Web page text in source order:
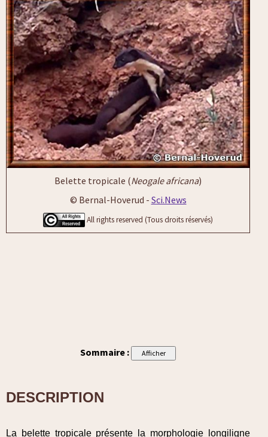
Belette tropicale (Neogale africana)
© Bernal-Hoverud - Sci.News
All rights reserved (Tous droits réservés)
Sommaire :
DESCRIPTION
La belette tropicale présente la morphologie longiligne